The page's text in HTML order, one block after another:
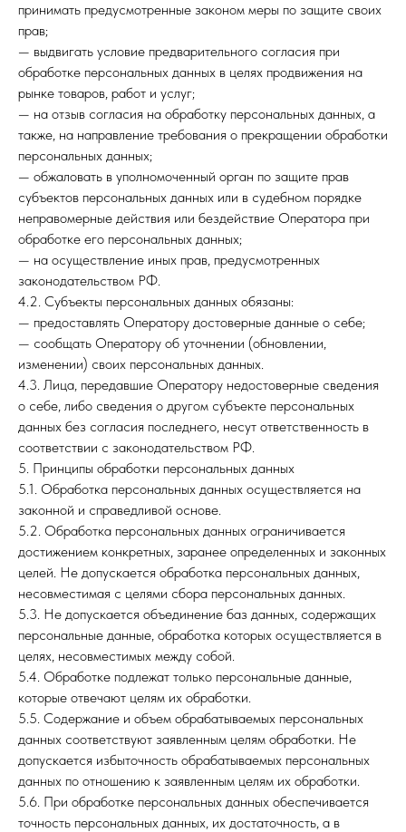
принимать предусмотренные законом меры по защите своих
прав;
— выдвигать условие предварительного согласия при
обработке персональных данных в целях продвижения на
рынке товаров, работ и услуг;
— на отзыв согласия на обработку персональных данных, а
также, на направление требования о прекращении обработки
персональных данных;
— обжаловать в уполномоченный орган по защите прав
субъектов персональных данных или в судебном порядке
неправомерные действия или бездействие Оператора при
обработке его персональных данных;
— на осуществление иных прав, предусмотренных
законодательством РФ.
4.2. Субъекты персональных данных обязаны:
— предоставлять Оператору достоверные данные о себе;
— сообщать Оператору об уточнении (обновлении,
изменении) своих персональных данных.
4.3. Лица, передавшие Оператору недостоверные сведения
о себе, либо сведения о другом субъекте персональных
данных без согласия последнего, несут ответственность в
соответствии с законодательством РФ.
5. Принципы обработки персональных данных
5.1. Обработка персональных данных осуществляется на
законной и справедливой основе.
5.2. Обработка персональных данных ограничивается
достижением конкретных, заранее определенных и законных
целей. Не допускается обработка персональных данных,
несовместимая с целями сбора персональных данных.
5.3. Не допускается объединение баз данных, содержащих
персональные данные, обработка которых осуществляется в
целях, несовместимых между собой.
5.4. Обработке подлежат только персональные данные,
которые отвечают целям их обработки.
5.5. Содержание и объем обрабатываемых персональных
данных соответствуют заявленным целям обработки. Не
допускается избыточность обрабатываемых персональных
данных по отношению к заявленным целям их обработки.
5.6. При обработке персональных данных обеспечивается
точность персональных данных, их достаточность, а в